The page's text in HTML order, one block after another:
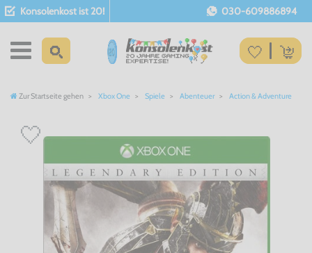
Konsolenkost ist 20! 030-609886894
Zur Startseite gehen Xbox One Spiele Abenteuer Action & Adventure